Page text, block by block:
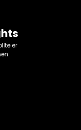
er